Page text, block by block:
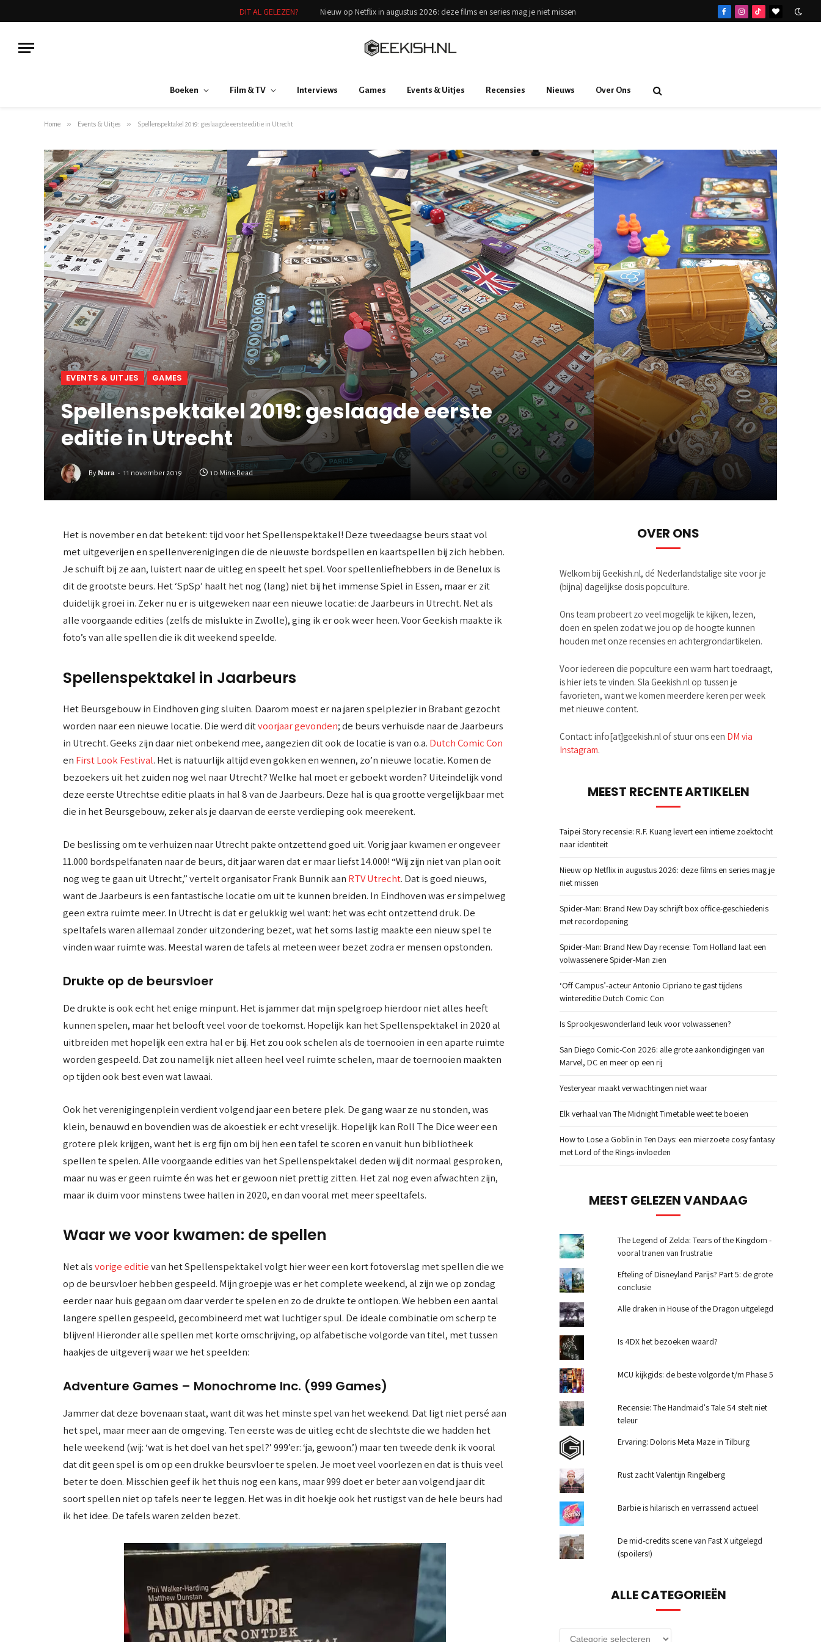
DIT AL GELEZEN? Nieuw op Netflix in augustus 2026: deze films en series mag je niet missen FacebookInstagram
TikTokBlogLovin
Boeken Film & TV Interviews Games Events & Uitjes Recensies Nieuws Over Ons
Home » Events & Uitjes » Spellenspektakel 2019: geslaagde eerste editie in Utrecht
EVENTS & UITJES GAMES
Spellenspektakel 2019: geslaagde eerste
editie in Utrecht
By Nora 11 november 2019 10 Mins Read
Het is november en dat betekent: tijd voor het Spellenspektakel! Deze tweedaagse beurs staat vol
met uitgeverijen en spellenverenigingen die de nieuwste bordspellen en kaartspellen bij zich hebben.
Je schuift bij ze aan, luistert naar de uitleg en speelt het spel. Voor spellenliefhebbers in de Benelux is
dit de grootste beurs. Het ‘SpSp’ haalt het nog (lang) niet bij het immense Spiel in Essen, maar er zit
duidelijk groei in. Zeker nu er is uitgeweken naar een nieuwe locatie: de Jaarbeurs in Utrecht. Net als
alle voorgaande edities (zelfs de mislukte in Zwolle), ging ik er ook weer heen. Voor Geekish maakte ik
foto’s van alle spellen die ik dit weekend speelde.
Spellenspektakel in Jaarbeurs
Het Beursgebouw in Eindhoven ging sluiten. Daarom moest er na jaren spelplezier in Brabant gezocht
worden naar een nieuwe locatie. Die werd ditvoorjaar gevonden; de beurs verhuisde naar de Jaarbeurs
in Utrecht. Geeks zijn daar niet onbekend mee, aangezien dit ook de locatie is van o.a. Dutch Comic Con
en First Look Festival. Het is natuurlijk altijd even gokken en wennen, zo’n nieuwe locatie. Komen de
bezoekers uit het zuiden nog wel naar Utrecht? Welke hal moet er geboekt worden? Uiteindelijk vond
deze eerste Utrechtse editie plaats in hal 8 van de Jaarbeurs. Deze hal is qua grootte vergelijkbaar met
die in het Beursgebouw, zeker als je daarvan de eerste verdieping ook meerekent.
De beslissing om te verhuizen naar Utrecht pakte ontzettend goed uit. Vorig jaar kwamen er ongeveer
11.000 bordspelfanaten naar de beurs, dit jaar waren dat er maar liefst 14.000! “Wij zijn niet van plan ooit
nog weg te gaan uit Utrecht,” vertelt organisator Frank Bunnik aan RTV Utrecht. Dat is goed nieuws,
want de Jaarbeurs is een fantastische locatie om uit te kunnen breiden. In Eindhoven was er simpelweg
geen extra ruimte meer. In Utrecht is dat er gelukkig wel want: het was echt ontzettend druk. De
speltafels waren allemaal zonder uitzondering bezet, wat het soms lastig maakte een nieuw spel te
vinden waar ruimte was. Meestal waren de tafels al meteen weer bezet zodra er mensen opstonden.
Drukte op de beursvloer
De drukte is ook echt het enige minpunt. Het is jammer dat mijn spelgroep hierdoor niet alles heeft
kunnen spelen, maar het belooft veel voor de toekomst. Hopelijk kan het Spellenspektakel in 2020 al
uitbreiden met hopelijk een extra hal er bij. Het zou ook schelen als de toernooien in een aparte ruimte
worden gespeeld. Dat zou namelijk niet alleen heel veel ruimte schelen, maar de toernooien maakten
op tijden ook best even wat lawaai.
Ook het verenigingenplein verdient volgend jaar een betere plek. De gang waar ze nu stonden, was
klein, benauwd en bovendien was de akoestiek er echt vreselijk. Hopelijk kan Roll The Dice weer een
grotere plek krijgen, want het is erg fijn om bij hen een tafel te scoren en vanuit hun bibliotheek
spellen te spelen. Alle voorgaande edities van het Spellenspektakel deden wij dit normaal gesproken,
maar nu was er geen ruimte én was het er gewoon niet prettig zitten. Het zal nog even afwachten zijn,
maar ik duim voor minstens twee hallen in 2020, en dan vooral met meer speeltafels.
Waar we voor kwamen: de spellen
Net alsvorige editievan het Spellenspektakel volgt hier weer een kort fotoverslag met spellen die we
op de beursvloer hebben gespeeld. Mijn groepje was er het complete weekend, al zijn we op zondag
eerder naar huis gegaan om daar verder te spelen en zo de drukte te ontlopen. We hebben een aantal
langere spellen gespeeld, gecombineerd met wat luchtiger spul. De ideale combinatie om scherp te
blijven! Hieronder alle spellen met korte omschrijving, op alfabetische volgorde van titel, met tussen
haakjes de uitgeverij waar we het speelden:
Adventure Games – Monochrome Inc. (999 Games)
Jammer dat deze bovenaan staat, want dit was het minste spel van het weekend. Dat ligt niet persé aan
het spel, maar meer aan de omgeving. Ten eerste was de uitleg echt de slechtste die we hadden het
hele weekend (wij: ‘wat is het doel van het spel?’ 999’er: ‘ja, gewoon.’) maar ten tweede denk ik vooral
dat dit geen spel is om op een drukke beursvloer te spelen. Je moet veel voorlezen en dat is thuis veel
beter te doen. Misschien geef ik het thuis nog een kans, maar 999 doet er beter aan volgend jaar dit
soort spellen niet op tafels neer te leggen. Het was in dit hoekje ook het rustigst van de hele beurs had
ik het idee. De tafels waren zelden bezet.
OVER ONS
Welkom bij Geekish.nl, dé Nederlandstalige site voor je
(bijna) dagelijkse dosis popculture.
Ons team probeert zo veel mogelijk te kijken, lezen,
doen en spelen zodat we jou op de hoogte kunnen
houden met onze recensies en achtergrondartikelen.
Voor iedereen die popculture een warm hart toedraagt,
is hier iets te vinden. Sla Geekish.nl op tussen je
favorieten, want we komen meerdere keren per week
met nieuwe content.
Contact: info[at]geekish.nl of stuur ons een DM via
Instagram.
MEEST RECENTE ARTIKELEN
Taipei Story recensie: R.F. Kuang levert een intieme zoektocht
naar identiteit
Nieuw op Netflix in augustus 2026: deze films en series mag je
niet missen
Spider-Man: Brand New Day schrijft box office-geschiedenis
met recordopening
Spider-Man: Brand New Day recensie: Tom Holland laat een
volwassenere Spider-Man zien
‘Off Campus’-acteur Antonio Cipriano te gast tijdens
wintereditie Dutch Comic Con
Is Sprookjeswonderland leuk voor volwassenen?
San Diego Comic-Con 2026: alle grote aankondigingen van
Marvel, DC en meer op een rij
Yesteryear maakt verwachtingen niet waar
Elk verhaal van The Midnight Timetable weet te boeien
How to Lose a Goblin in Ten Days: een mierzoete cosy fantasy
met Lord of the Rings-invloeden
MEEST GELEZEN VANDAAG
The Legend of Zelda: Tears of the Kingdom -
vooral tranen van frustratie
Efteling of Disneyland Parijs? Part 5: de grote
conclusie
Alle draken in House of the Dragon uitgelegd
Is 4DX het bezoeken waard?
MCU kijkgids: de beste volgorde t/m Phase 5
Recensie: The Handmaid's Tale S4 stelt niet
teleur
Ervaring: Doloris Meta Maze in Tilburg
Rust zacht Valentijn Ringelberg
Barbie is hilarisch en verrassend actueel
De mid-credits scene van Fast X uitgelegd
(spoilers!)
ALLE CATEGORIEËN
Alle